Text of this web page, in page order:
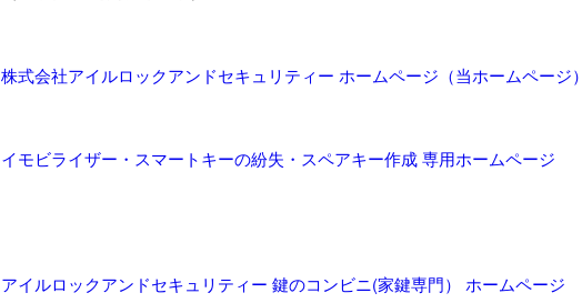
株式会社アイルロックアンドセキュリティー ホームページ（当ホームページ
イモビライザー・スマートキーの紛失・スペアキー作成 専用ホームページ
アイルロックアンドセキュリティー 鍵のコンビニ(家鍵専門） ホームページ